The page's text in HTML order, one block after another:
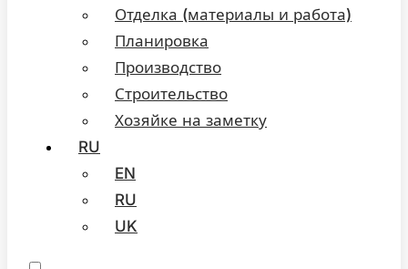
Отделка (материалы и работа)
Планировка
Производство
Строительство
Хозяйке на заметку
RU
EN
RU
UK